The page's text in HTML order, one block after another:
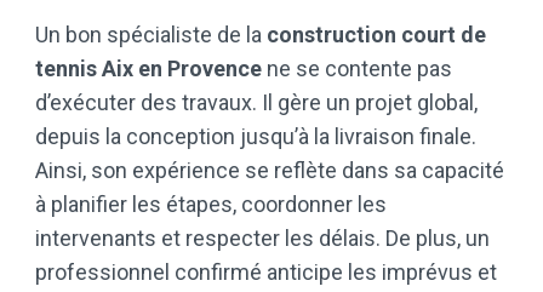
Un bon spécialiste de la construction court de
tennis Aix en Provence ne se contente pas
d’exécuter des travaux. Il gère un projet global,
depuis la conception jusqu’à la livraison finale.
Ainsi, son expérience se reflète dans sa capacité
à planifier les étapes, coordonner les
intervenants et respecter les délais. De plus, un
professionnel confirmé anticipe les imprévus et